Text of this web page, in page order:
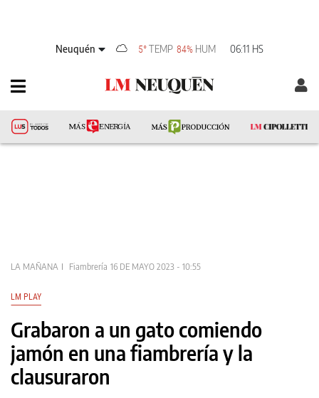
Neuquén 5°TEMP 84% HUM 06:11 HS
LA MAÑANA Fiambrería 16 DE MAYO 2023 - 10:55
LM PLAY
Grabaron a un gato comiendo
jamón en una fiambrería y la
clausuraron